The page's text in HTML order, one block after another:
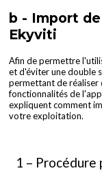
b - Import
Ekyviti
Afin de permettre
et d'éviter une double
permettant de réaliser
fonctionnalités de
expliquent comment
votre exploitation.
1 – Procédure